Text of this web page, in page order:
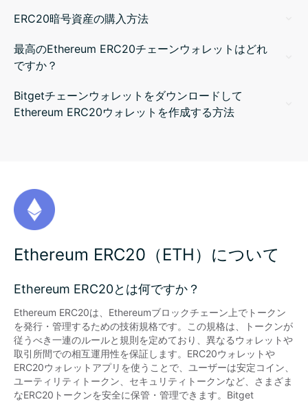
ERC20暗号資産の購入方法
最高のEthereum ERC20チェーンウォレットはどれ
ですか？
Bitgetチェーンウォレットをダウンロードして
Ethereum ERC20ウォレットを作成する方法
Ethereum ERC20（ETH）について
Ethereum ERC20とは何ですか？
Ethereum ERC20は、Ethereumブロックチェーン上でトークン
を発行・管理するための技術規格です。この規格は、トークンが
従うべき一連のルールと規則を定めており、異なるウォレットや
取引所間での相互運用性を保証します。ERC20ウォレットや
ERC20ウォレットアプリを使うことで、ユーザーは安定コイン、
ユーティリティトークン、セキュリティトークンなど、さまざま
なERC20トークンを安全に保管・管理できます。Bitget